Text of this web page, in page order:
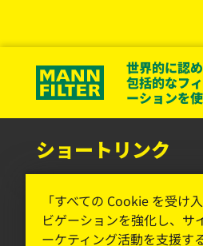
世界的に認
包括的なフ
ーションを
ショートリンク
お問い合わせ
「すべての Cookie を受け
ビゲーションを強化し、サ
ーケティング活動を支援す